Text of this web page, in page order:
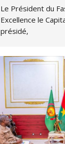
Le Président du
Excellence le
présidé,